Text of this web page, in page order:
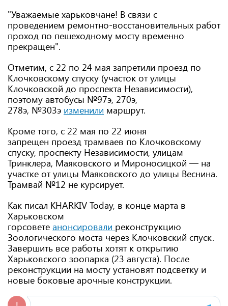
"Уважаемые харьковчане! В связи с
проведением ремонтно-восстановительных работ
проход по пешеходному мосту временно
прекращен".
Отметим, с 22 по 24 мая запретили проезд по
Клочковскому спуску (участок от улицы
Клочковской до проспекта Независимости),
поэтому автобусы №97э, 270э,
278э, №303э изменили маршрут.
Кроме того, с 22 мая по 22 июня
запрещен проезд трамваев по Клочковскому
спуску, проспекту Независимости, улицам
Тринклера, Маяковского и Мироносицкой — на
участке от улицы Маяковского до улицы Веснина.
Трамвай №12 не курсирует.
Как писал KHARKIV Today, в конце марта в
Харьковском
горсовете анонсировали реконструкцию
Зоологического моста через Клочковский спуск.
Завершить все работы хотят к открытию
Харьковского зоопарка (23 августа). После
реконструкции на мосту установят подсветку и
новые боковые арочные конструкции.